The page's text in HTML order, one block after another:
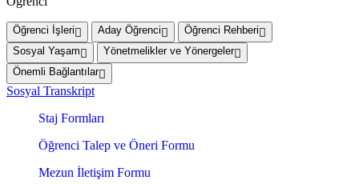
Öğrenci İşleri Aday Öğrenci
Öğrenci Rehberi
Sosyal Yaşam
Yönetmelikler ve Yönergeler
Önemli Bağlantılar
Sosyal Transkript
Staj Formları
Öğrenci Talep ve Öneri Formu
Mezun İletişim Formu